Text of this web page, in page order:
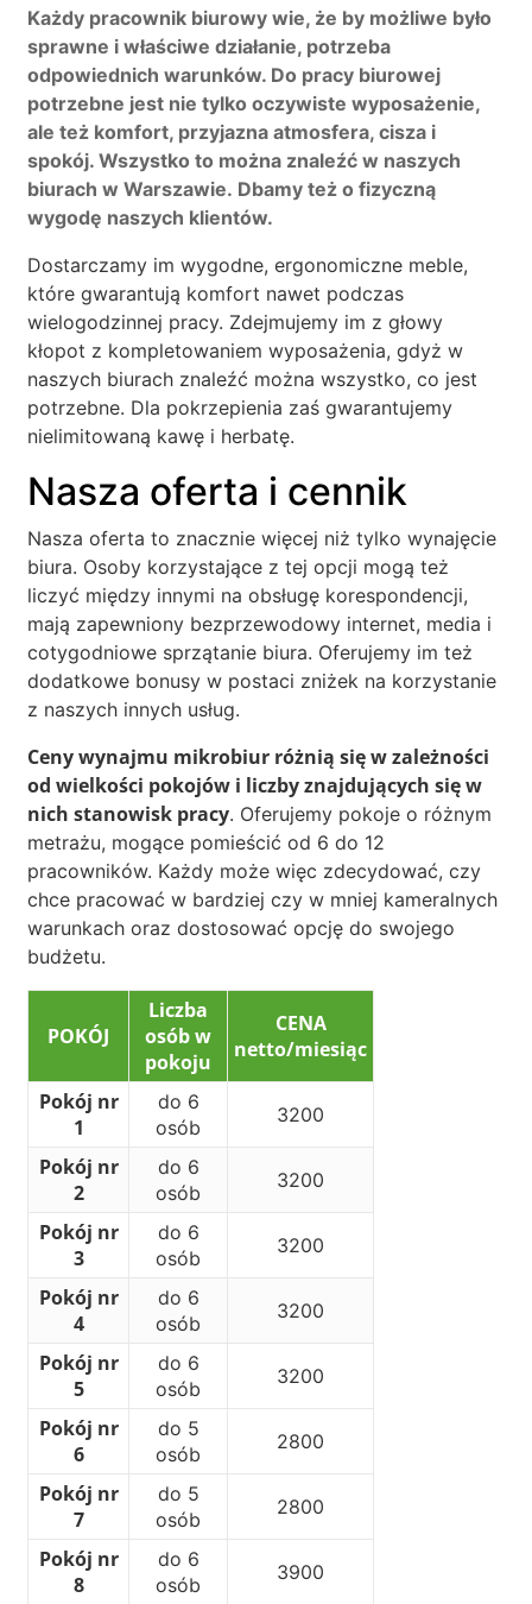
Każdy pracownik biurowy wie, że by możliwe było
sprawne i właściwe działanie, potrzeba
odpowiednich warunków. Do pracy biurowej
potrzebne jest nie tylko oczywiste wyposażenie,
ale też komfort, przyjazna atmosfera, cisza i
spokój. Wszystko to można znaleźć w naszych
biurach w Warszawie. Dbamy też o fizyczną
wygodę naszych klientów.
Dostarczamy im wygodne, ergonomiczne meble,
które gwarantują komfort nawet podczas
wielogodzinnej pracy. Zdejmujemy im z głowy
kłopot z kompletowaniem wyposażenia, gdyż w
naszych biurach znaleźć można wszystko, co jest
potrzebne. Dla pokrzepienia zaś gwarantujemy
nielimitowaną kawę i herbatę.
Nasza oferta i cennik
Nasza oferta to znacznie więcej niż tylko wynajęcie
biura. Osoby korzystające z tej opcji mogą też
liczyć między innymi na obsługę korespondencji,
mają zapewniony bezprzewodowy internet, media i
cotygodniowe sprzątanie biura. Oferujemy im też
dodatkowe bonusy w postaci zniżek na korzystanie
z naszych innych usług.
Ceny wynajmu mikrobiur różnią się w zależności
od wielkości pokojów i liczby znajdujących się w
nich stanowisk pracy. Oferujemy pokoje o różnym
metrażu, mogące pomieścić od 6 do 12
pracowników. Każdy może więc zdecydować, czy
chce pracować w bardziej czy w mniej kameralnych
warunkach oraz dostosować opcję do swojego
budżetu.
POKÓJ
Liczba
osób w
pokoju
CENA
netto/miesiąc
Pokój nr
1
do 6
osób
3200
Pokój nr
2
do 6
osób
3200
Pokój nr
3
do 6
osób
3200
Pokój nr
4
do 6
osób
3200
Pokój nr
5
do 6
osób
3200
Pokój nr
6
do 5
osób
2800
Pokój nr
7
do 5
osób
2800
Pokój nr
8
do 6
osób
3900